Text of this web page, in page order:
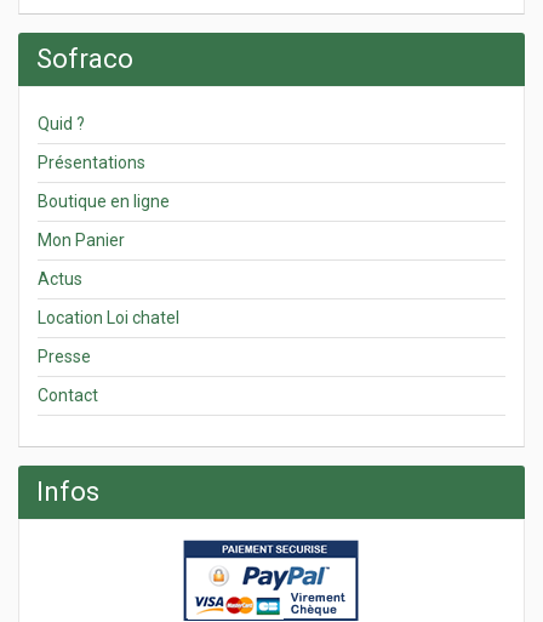
Sofraco
Quid ?
Présentations
Boutique en ligne
Mon Panier
Actus
Location Loi chatel
Presse
Contact
Infos